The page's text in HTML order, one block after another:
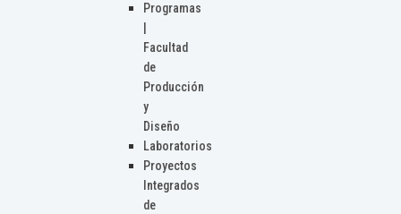
Programas
Facultad
de
Producción
y
Diseño
Laboratorios
Proyectos
Integrados
de